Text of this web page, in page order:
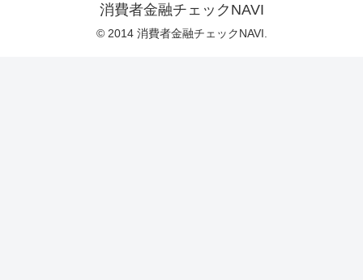
消費者金融チェックNAVI
© 2014 消費者金融チェックNAVI.